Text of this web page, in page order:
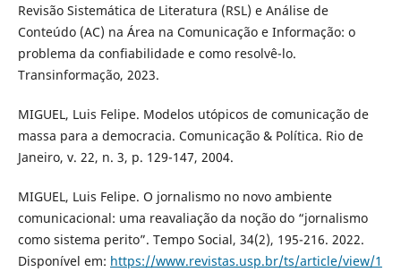
Revisão Sistemática de Literatura (RSL) e Análise de
Conteúdo (AC) na Área na Comunicação e Informação: o
problema da confiabilidade e como resolvê-lo.
Transinformação, 2023.
MIGUEL, Luis Felipe. Modelos utópicos de comunicação de
massa para a democracia. Comunicação & Política. Rio de
Janeiro, v. 22, n. 3, p. 129-147, 2004.
MIGUEL, Luis Felipe. O jornalismo no novo ambiente
comunicacional: uma reavaliação da noção do “jornalismo
como sistema perito”. Tempo Social, 34(2), 195-216. 2022.
Disponível em: https://www.revistas.usp.br/ts/article/view/1